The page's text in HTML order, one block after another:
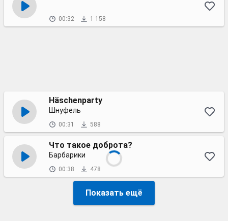
00:32 1 158
Häschenparty
Шнуфель
00:31 588
Что такое доброта?
Барбарики
00:38 478
Показать ещё